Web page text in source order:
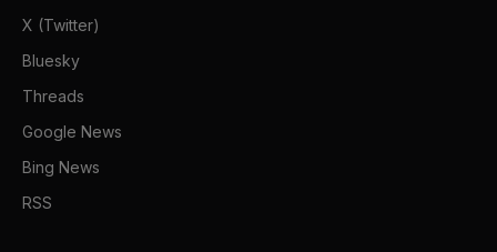
X (Twitter)
Bluesky
Threads
Google News
Bing News
RSS